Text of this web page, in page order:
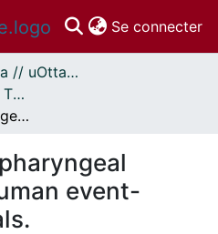
Se connecter
Thèses uOttawa // uOttawa Theses
Thèses, 1910 - 2010 // Theses, 1910 - 2010
Scalp and nasopharyngeal recordings of human event-related potentials.
event-